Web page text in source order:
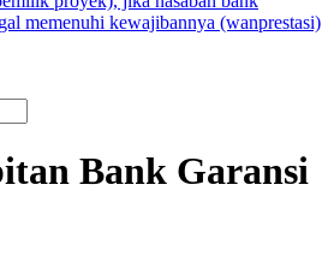
Bank Garansi